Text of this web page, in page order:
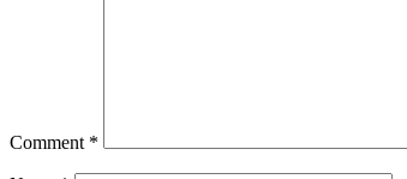
Comment *